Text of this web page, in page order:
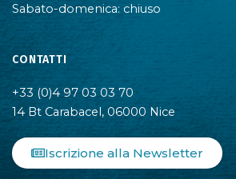
Sabato-domenica: chiuso
CONTATTI
+33 (0)4 97 03 03 70
14 Bt Carabacel, 06000 Nice
Iscrizione alla Newsletter